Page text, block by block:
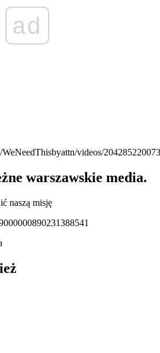
ad
WeNeedThisbyattn/videos/
warszawskie media.
naszą misję